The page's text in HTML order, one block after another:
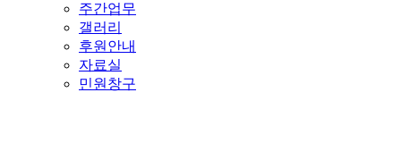
주간업무
갤러리
후원안내
자료실
민원창구